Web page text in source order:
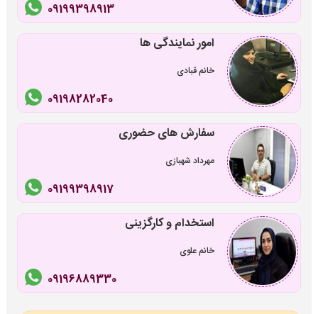
09199398913
امور نمایندگی ها
خانم قبادی
09198282040
سفارش های حضوری
مهرداد شهبازی
09199398917
استخدام و کارگزینی
خانم علوی
09196889330